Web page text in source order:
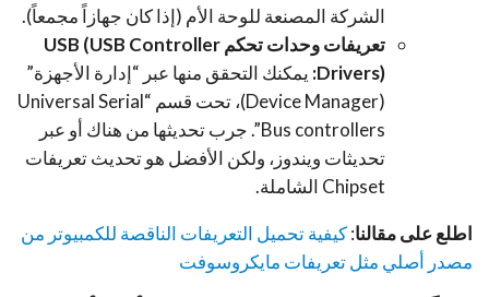
الشركة المصنعة للوحة الأم (إذا كان جهازاً مجمعاً).
تعريفات وحدات تحكم USB (USB Controller
Drivers): يمكنك التحقق منها عبر “إدارة الأجهزة”
(Device Manager)، تحت قسم “Universal Serial
Bus controllers”. جرب تحديثها من هناك أو عبر
تحديثات ويندوز، ولكن الأفضل هو تحديث تعريفات
Chipset الشاملة.
اطلع على مقالنا:كيفية تحميل التعريفات الناقصة للكمبيوتر من
مصدر أصلي مثل تعريفات مايكروسوفت